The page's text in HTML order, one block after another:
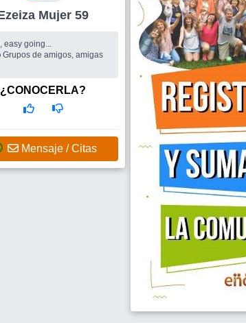
Ezeiza Mujer 59
easy going...
Grupos de amigos, amigas
¿CONOCERLA?
Mensaje / Citas